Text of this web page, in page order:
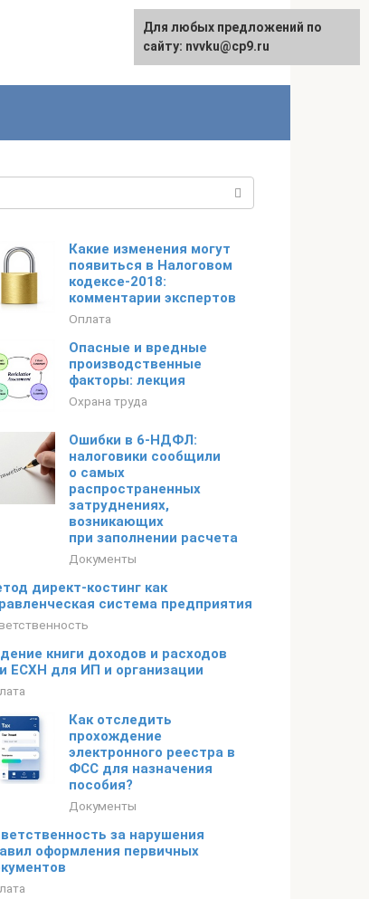
English
Какие изменения могут
появиться в Налоговом
кодексе-2018:
комментарии экспертов
Оплата
Опасные и вредные
производственные
факторы: лекция
Охрана труда
Ошибки в 6-НДФЛ:
налоговики сообщили
о самых
распространенных
затруднениях,
возникающих
при заполнении расчета
Документы
директ-костинг как
система предприятия
книги доходов и расходов
ЕСХН для ИП и организации
Как отследить
прохождение
электронного реестра в
ФСС для назначения
пособия?
Документы
за нарушения
оформления первичных
Для любых предложений по
сайту: nvvku@cp9.ru